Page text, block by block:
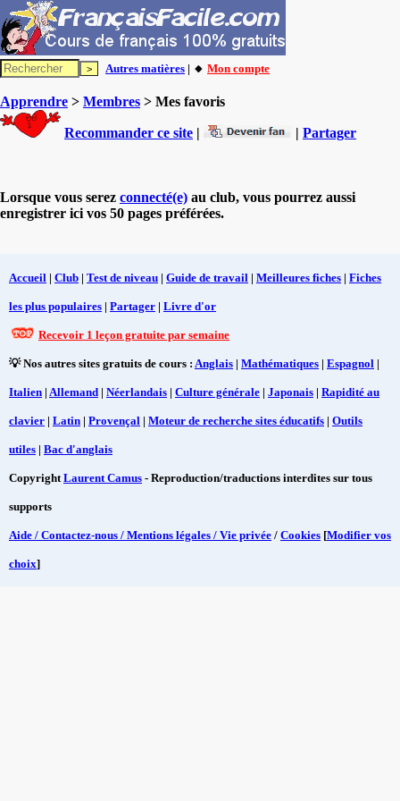
Autres matières | 🔸 Mon compte
Apprendre > Membres > Mes favoris
Recommander ce site | | Partager
Lorsque vous serez connecté(e) au club, vous pourrez aussi
enregistrer ici vos 50 pages préférées.
Accueil | Club | Test de niveau | Guide de travail | Meilleures fiches | Fiches
les plus populaires | Partager | Livre d'or
Recevoir 1 leçon gratuite par semaine
💡 Nos autres sites gratuits de cours : Anglais | Mathématiques | Espagnol |
Italien | Allemand | Néerlandais | Culture générale | Japonais | Rapidité au
clavier | Latin | Provençal | Moteur de recherche sites éducatifs | Outils
utiles | Bac d'anglais
CopyrightLaurent Camus - Reproduction/traductions interdites sur tous
supports
Aide / Contactez-nous / Mentions légales / Vie privée / Cookies [Modifier vos
choix]